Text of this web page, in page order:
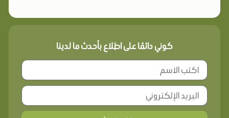
كوني دائمًا على اطلاع بأحدث ما لدينا